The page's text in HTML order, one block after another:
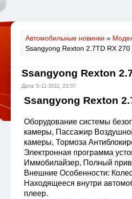
Автомобильные новинки »
Ssangyong Rexton 2.7TD RX 270
Ssangyong Rexton
Дата: 5-11-2011, 23:37
Ssangyong Rexton
Оборудование системы
камеры, Пассажир
камеры, Тормоза
Электронная программа
Иммобилайзер, Полный
Внешние Особенности:
Находящееся внутри
плеер.